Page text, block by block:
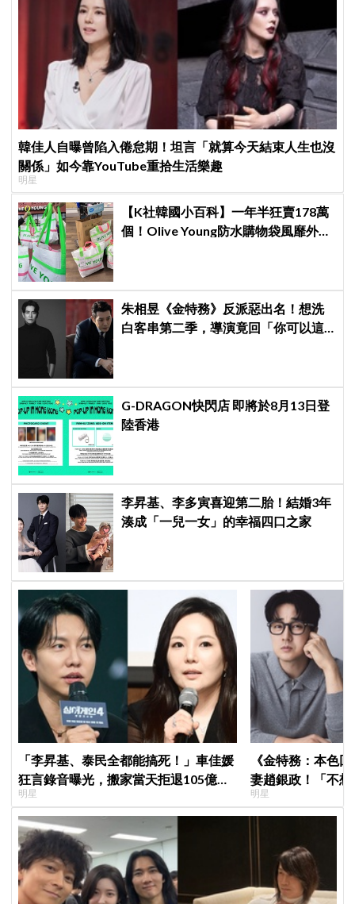
韓佳人自曝曾陷入倦怠期！坦言「就算今天結束人生也沒
關係」如今靠YouTube重拾生活樂趣
明星
【K社韓國小百科】一年半狂賣178萬
個！Olive Young防水購物袋風靡外國
朱相昱《金特務》反派惡出名！想洗
白客串第二季，導演竟回「你可以這
G-DRAGON快閃店 即將於8月13日登
陸香港
李昇基、李多寅喜迎第二胎！結婚3年
湊成「一兒一女」的幸福四口之家
「李昇基、泰民全都能搞死！」車佳媛
狂言錄音曝光，搬家當天拒退105億保
證金、糾紛再升級
明星
《金特務：本色
妻趙銀政！「不
一句話展現滿滿
明星